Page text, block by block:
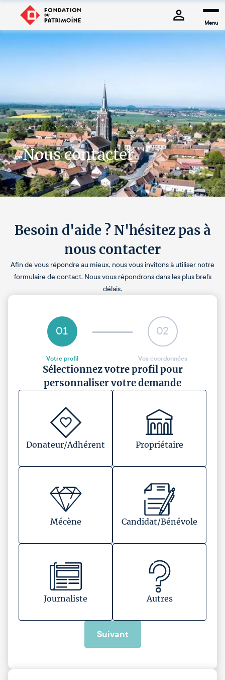
Menu
Nous contacter
Besoin d'aide ? N'hésitez pas à
nous contacter
Afin de vous répondre au mieux, nous vous invitons à utiliser notre
formulaire de contact. Nous vous répondrons dans les plus brefs
délais.
01
Votre profil
02
Vos coordonnées
Sélectionnez votre profil pour
personnaliser votre demande
Donateur/Adhérent Propriétaire
Mécène Candidat/Bénévole
Journaliste Autres
Suivant